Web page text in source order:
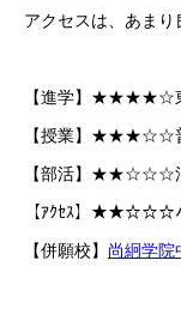
アクセスは、あまり
【進学】★★★★☆
【授業】★★★☆☆
【部活】★★☆☆☆
【ｱｸｾｽ】★★☆☆☆
【併願校】 尚絅学院